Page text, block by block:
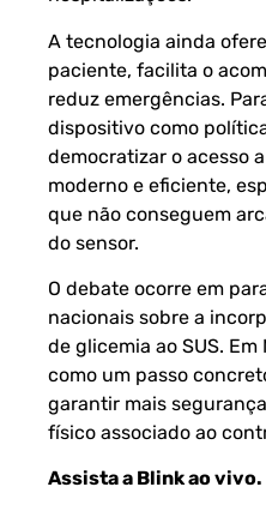
A tecnologia ainda
paciente, facilita o
reduz emergências.
dispositivo como
democratizar o acesso
moderno e eficiente,
que não conseguem
do sensor.
O debate ocorre em
nacionais sobre a
de glicemia ao SUS.
como um passo
garantir mais
físico associado ao
Assista a Blink ao vivo.